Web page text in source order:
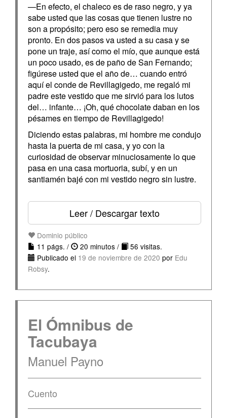
—En efecto, el chaleco es de raso negro, y ya
sabe usted que las cosas que tienen lustre no
son a propósito; pero eso se remedia muy
pronto. En dos pasos va usted a su casa y se
pone un traje, así como el mío, que aunque está
un poco usado, es de paño de San Fernando;
figúrese usted que el año de… cuando entró
aquí el conde de Revillagigedo, me regaló mi
padre este vestido que me sirvió para los lutos
del… infante… ¡Oh, qué chocolate daban en los
pésames en tiempo de Revillagigedo!
Diciendo estas palabras, mi hombre me condujo
hasta la puerta de mi casa, y yo con la
curiosidad de observar minuciosamente lo que
pasa en una casa mortuoria, subí, y en un
santiamén bajé con mi vestido negro sin lustre.
Leer / Descargar texto
Dominio público
11 págs. /
20 minutos /
56 visitas.
Publicado el 19 de noviembre de 2020 por Edu
Robsy.
El Ómnibus de
Tacubaya
Manuel Payno
Cuento